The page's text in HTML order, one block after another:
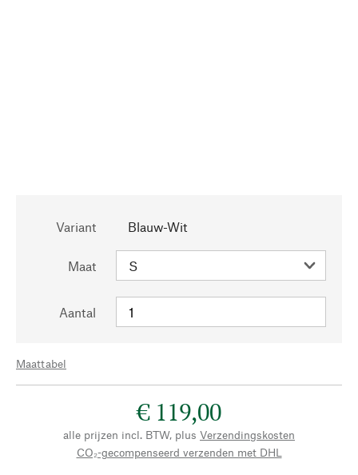
Variant Blauw-Wit
Maat
Aantal
Maattabel
€ 119,00
alle prijzen incl. BTW, plus Verzendingskosten
CO₂-gecompenseerd verzenden met DHL